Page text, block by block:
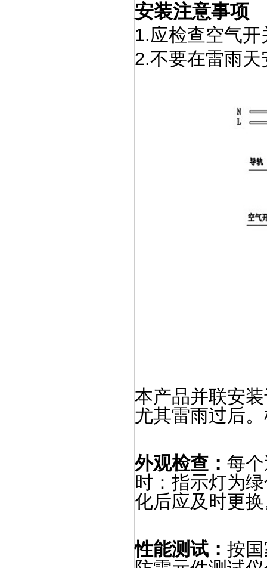
安装注意事项
1.应检查空气
2.不要在雷雨天
本产品并联安
尤其雷雨过后
外观检查： 每
时：指示灯为
化后应及时更
性能测试： 按